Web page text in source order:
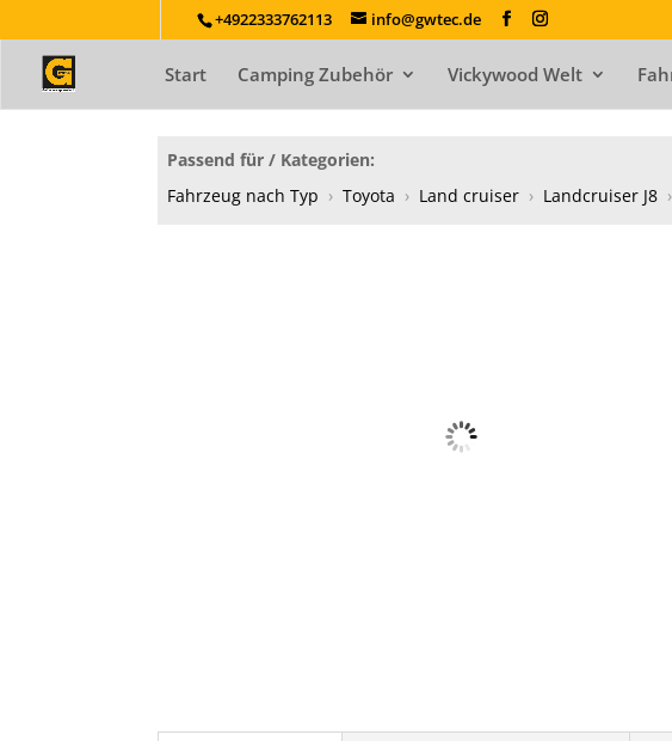
+4922333762113 info@gwtec.de
Start Camping Zubehör Vickywood Welt
Passend für / Kategorien:
Fahrzeug nach Typ › Toyota › Land cruiser › Landcruiser J8 ›